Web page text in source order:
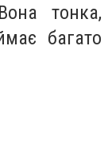
тонка,
багато